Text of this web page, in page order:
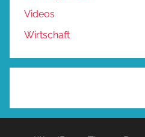
Videos
Wirtschaft